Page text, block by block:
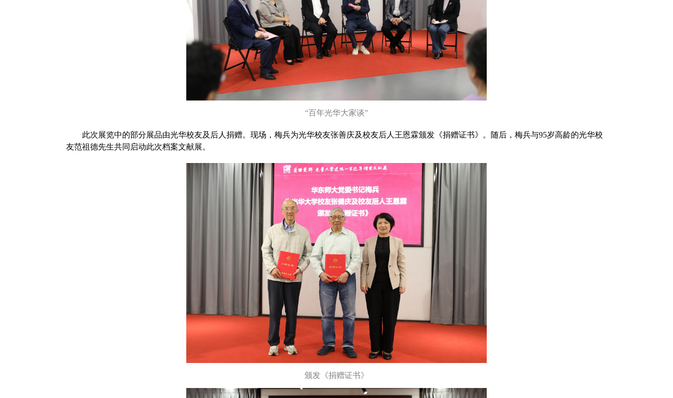
“百年光华大家谈”
此次展览中的部分展品由光华校友及后人捐赠。现场，梅兵为光华校友张善庆及校友后人王恩霖颁发《捐赠证书》。随后，梅兵与95岁高龄的光华校
友范祖德先生共同启动此次档案文献展。
颁发《捐赠证书》